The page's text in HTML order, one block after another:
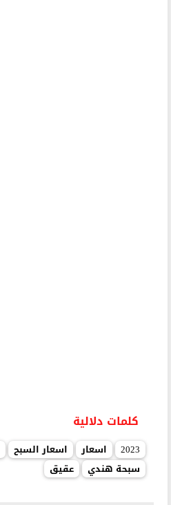
كلمات دلالية
2023 اسعار اسعار السبح
سبحة هندي
عقيق